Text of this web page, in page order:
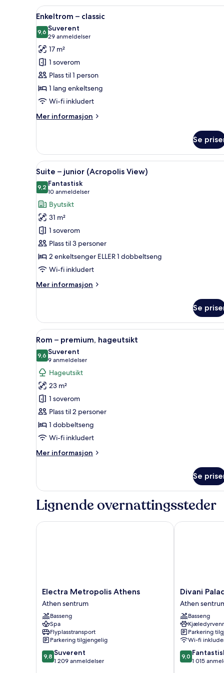
View
&
Balcony
Åpne
alle
bildene
av
Enkeltrom
–
classic
Sengetøy av topp kvalitet,
4
Enkeltrom – classic
9,69,6 av 10
Suverent
29 anmeldelser
(29
anmeldelser)
17 m²
1 soverom
Plass til 1 person
1 lang enkeltseng
Wi-fi inkludert
Mer informasjon
Mer
–
classic
Se
Åpne
alle
bildene
av
Suite
–
junior
(Acropolis
View)
Suite – junior (Acropolis
4
Suite – junior (Acropolis View)
9,29,2 av 10
Fantastisk
10 anmeldelser
(10
anmeldelser)
Byutsikt
31 m²
1 soverom
Plass til 3 personer
2 enkeltsenger ELLER 1 dobbeltseng
Wi-fi inkludert
Mer informasjon
Mer
–
junior
(Acropolis
View)
Se
Åpne
alle
bildene
av
Rom
–
premium,
hageutsikt
Rom – premium, hageutsikt |
6
Rom – premium, hageutsikt
9,69,6 av 10
Suverent
9 anmeldelser
(9
anmeldelser)
Hageutsikt
23 m²
1 soverom
Plass til 2 personer
1 dobbeltseng
Wi-fi inkludert
Mer informasjon
Mer
–
hageutsikt
Se
Lignende overnattingssteder
Electra
Metropolis
Athens
Athen
sentrum
Electra Metropolis Athens
Athen sentrum
Basseng
Spa
Flyplasstransport
Parkering tilgjengelig
9.8
av
9,8 Suverent
1 209 anmeldelser
Electra Metropolis Athens
Divani
Palace
Acropolis
Athen
sentrum
Divani
Athen
Basseng
Parkering
Wi-fi
9.0
av
9,0
1 015
Divani Palace